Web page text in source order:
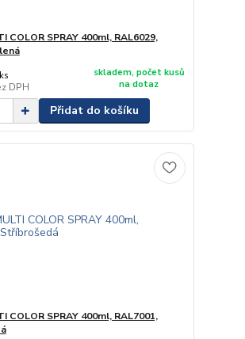
COLOR SPRAY 400ml, RAL6029,
DPH
skladem, počet kusů
na dotaz
Přidat do košíku
COLOR SPRAY 400ml, RAL7001,